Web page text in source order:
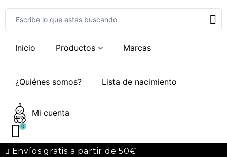
Inicio Productos Marcas
¿Quiénes somos? Lista de nacimiento
Mi cuenta
0
Envíos gratis a partir de 50€